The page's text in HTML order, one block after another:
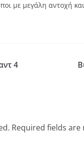
με μεγάλη αντοχή
4
Required fields are